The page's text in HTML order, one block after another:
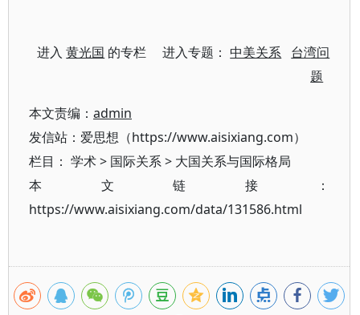
进入黄光国 的专栏 进入专题：中美关系 台湾问
题
本文责编： admin
发信站：爱思想（https://www.aisixiang.com）
栏目： 学术> 国际关系> 大国关系与国际格局
本文链接：
https://www.aisixiang.com/data/131586.html